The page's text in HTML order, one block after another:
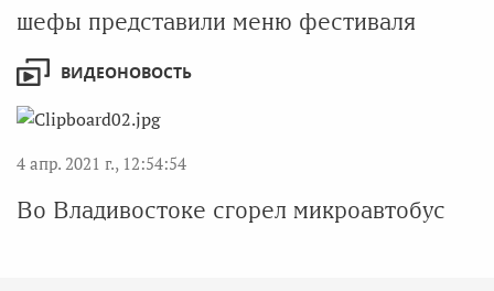
шефы представили меню фестиваля
ВИДЕОНОВОСТЬ
4 апр. 2021 г., 12:54:54
Во Владивостоке сгорел микроавтобус